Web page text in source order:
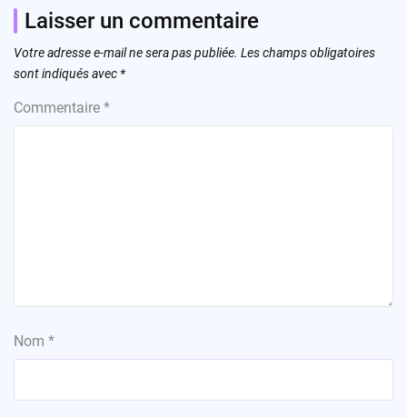
Laisser un commentaire
Votre adresse e-mail ne sera pas publiée. Les champs obligatoires
sont indiqués avec *
Commentaire *
Nom *